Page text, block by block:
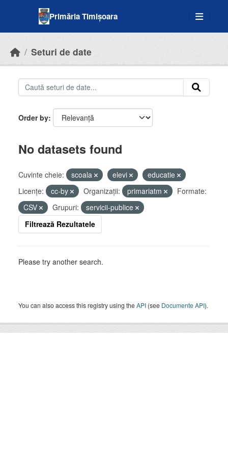
Primăria Timișoara
Seturi de date
Order by
No datasets found
Cuvinte cheie: scoala elevi
educatie
Licenţe:
cc-by Organizații: primariatm
Formate:
CSV
Grupuri:
servicii-publice
Filtrează Rezultatele
Please try another search.
You can also access this registry using theAPI (see Documente API).